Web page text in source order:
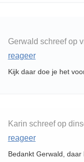
Gerwald schreef op
reageer
Kijk daar doe je het
Karin schreef op
reageer
Bedankt Gerwald,